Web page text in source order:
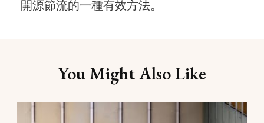
開源節流的一種有效方法。
Navigation
You Might Also Like